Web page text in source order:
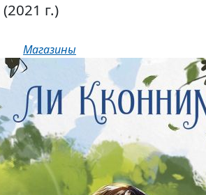
(2021 г.)
Магазины